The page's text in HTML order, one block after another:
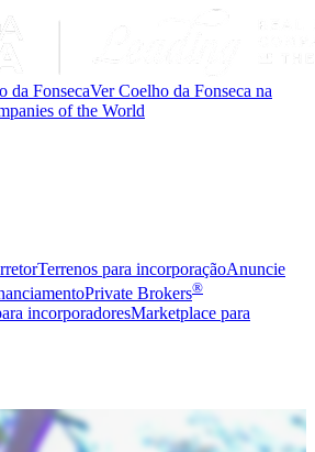
da FonsecaVer Coelho da Fonseca na
of the World
Terrenos para incorporaçãoAnuncie
Private Brokers®
incorporadoresMarketplace para